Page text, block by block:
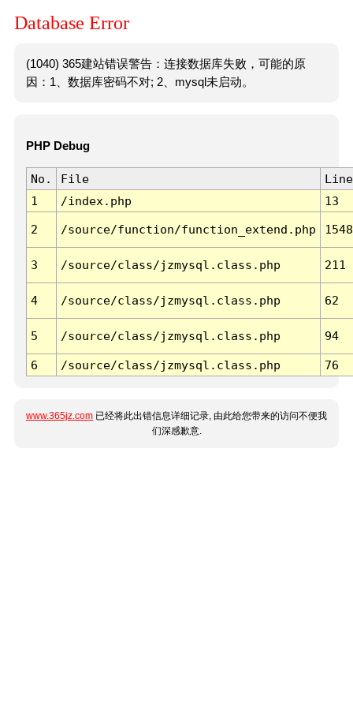
Database Error
(1040) 365建站错误警告：连接数据库失败，可能的原
因：1、数据库密码不对; 2、mysql未启动。
PHP Debug
No. File
Line
1
/index.php 13
2 /source/function/function_extend.php 1548
3 /source/class/jzmysql.class.php 211
4 /source/class/jzmysql.class.php 62
5 /source/class/jzmysql.class.php 94
6 /source/class/jzmysql.class.php 76
www.365jz.com 已经将此出错信息详细记录, 由此给您带来的访问不便我
们深感歉意.